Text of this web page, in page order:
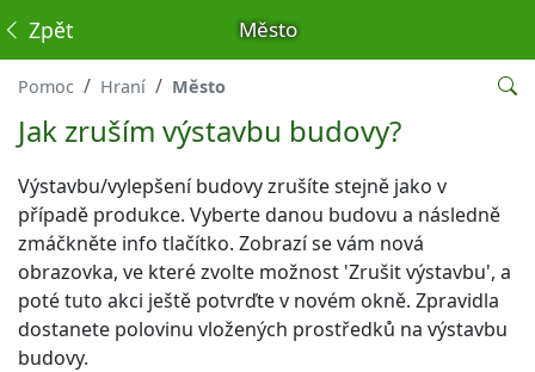
Město
Zpět
Pomoc Hraní Město
Jak zruším výstavbu budovy?
Výstavbu/vylepšení budovy zrušíte stejně jako v
případě produkce. Vyberte danou budovu a následně
zmáčkněte info tlačítko. Zobrazí se vám nová
obrazovka, ve které zvolte možnost 'Zrušit výstavbu', a
poté tuto akci ještě potvrďte v novém okně. Zpravidla
dostanete polovinu vložených prostředků na výstavbu
budovy.